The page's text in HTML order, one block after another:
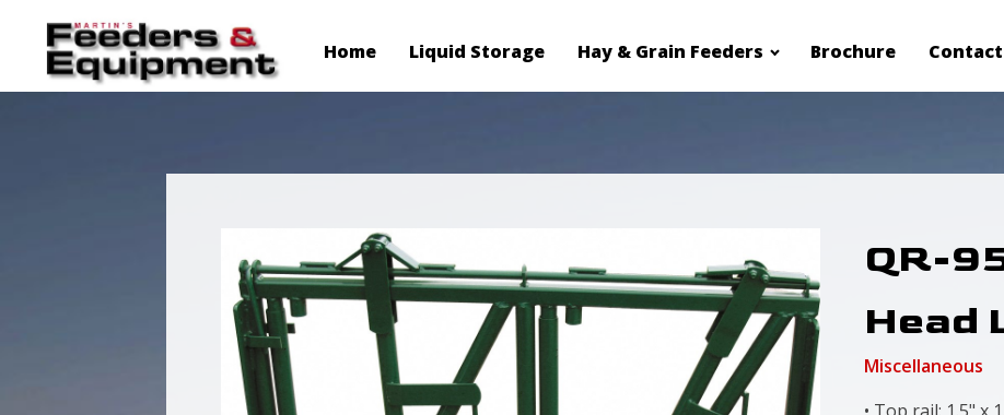
Home Liquid Storage Hay & Grain Feeders Brochure Contact
QR-
Head
Miscellaneous